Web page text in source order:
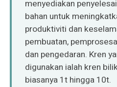
menyediakan
bahan untuk
produktiviti dan
pembuatan,
dan pengedaran. Kren
digunakan ialah kren
biasanya 1t hingga 10t.